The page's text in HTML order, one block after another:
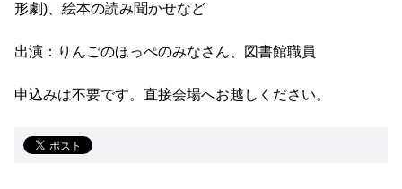
形劇)、絵本の読み聞かせなど
出演：りんごのほっぺのみなさん、図書館職員
申込みは不要です。直接会場へお越しください。